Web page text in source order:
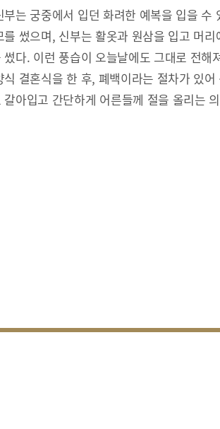
부는 궁중에서 입던 화려한 예복을 입을 수
를 썼으며, 신부는 활옷과 원삼을 입고 머리
썼다. 이런 풍습이 오늘날에도 그대로 전해
식 결혼식을 한 후, 폐백이라는 절차가 있
갈아입고 간단하게 어른들께 절을 올리는